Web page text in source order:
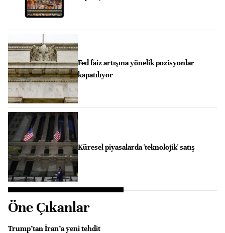
Fed faiz artışına yönelik pozisyonlar
kapatılıyor
Küresel piyasalarda 'teknolojik' satış
Öne Çıkanlar
Trump’tan İran’a yeni tehdit